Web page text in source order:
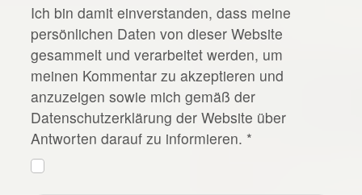
*
Ich bin damit einverstanden, dass meine
persönlichen Daten von dieser Website
gesammelt und verarbeitet werden, um
meinen Kommentar zu akzeptieren und
anzuzeigen sowie mich gemäß der
Datenschutzerklärung der Website über
Antworten darauf zu informieren. *